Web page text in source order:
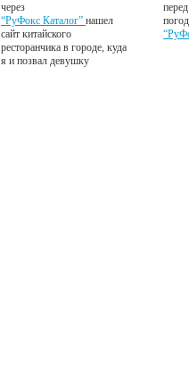
через
“РуФокс Каталог”нашел
сайт китайского
ресторанчика в городе, куда
я и позвал девушку